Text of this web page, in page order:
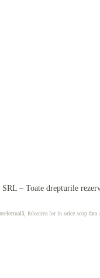
– Toate drepturile
folosirea lor in orice scop